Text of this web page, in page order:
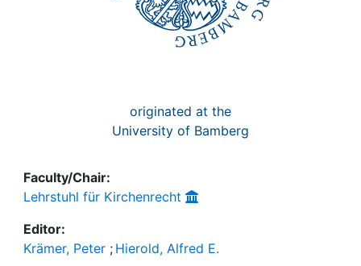
originated at the
University of Bamberg
Faculty/Chair:
Lehrstuhl für Kirchenrecht
Editor:
Krämer, Peter ; Hierold, Alfred E.